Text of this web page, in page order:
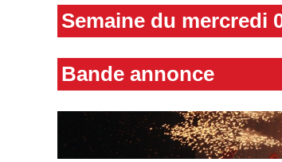
Semaine du mercredi
Bande annonce